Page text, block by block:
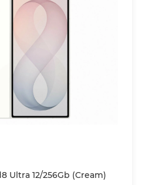
Ultra 12/256Gb (Cream)